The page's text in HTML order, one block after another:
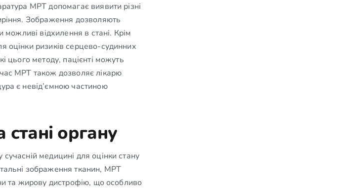
МРТ допомагає виявити різні
Зображення дозволяють
можливі відхилення в стані. Крім
оцінки ризиків серцево-судинних
цього методу, пацієнті можуть
МРТ також дозволяє лікарю
є невід’ємною частиною
стані органу
медицині для оцінки стану
зображення тканин, МРТ
та жирову дистрофію, що особливо